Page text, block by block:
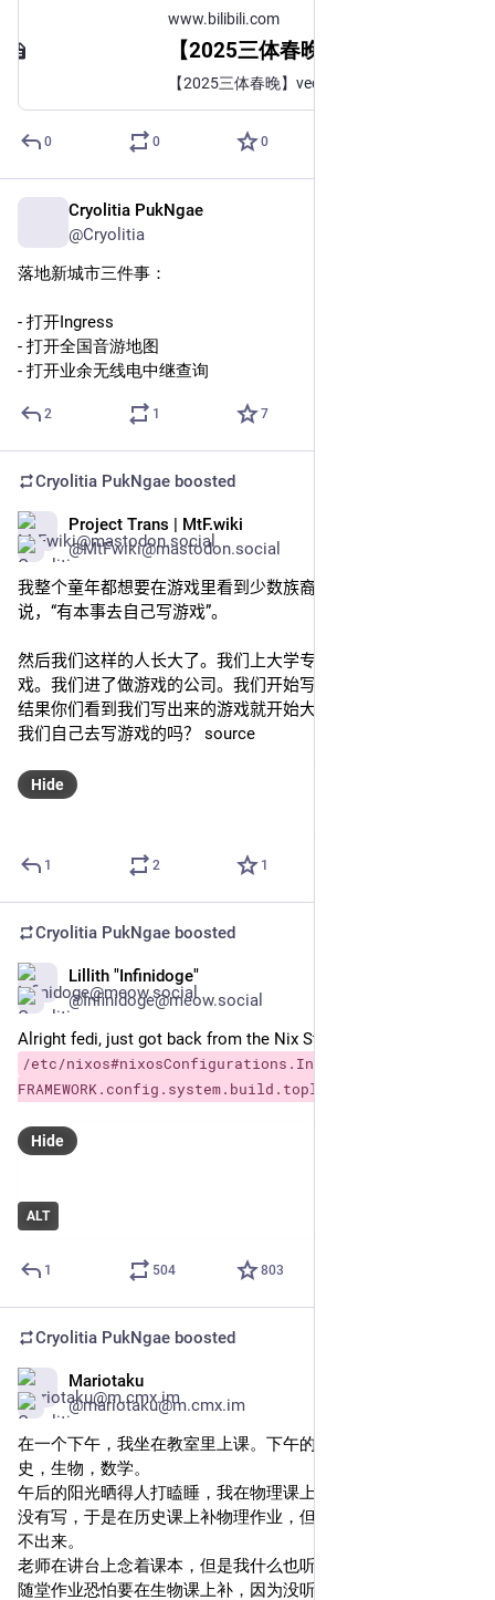
www.bilibili.com
0 0 0
Cryolitia PukNgae
@Cryolitia
落地新城市三件事：
- 打开Ingress
- 打开全国音游地图
- 打开业余无线电中继查询
2 1 7
Cryolitia PukNgae boosted
Project Trans | MtF.wiki
@MtFwiki@mastodon.social
我整个童年都想要在游戏里看到少数族裔和性少数角色。你们
说，“有本事去自己写游戏”。
然后我们这样的人长大了。我们上大学专门去学了怎么设计游
戏。我们进了做游戏的公司。我们开始写游戏。一部又一部。
结果你们看到我们写出来的游戏就开始大哭大闹。不是你们让
我们自己去写游戏的吗？ source
Hide
1 2 1
Cryolitia PukNgae boosted
Lillith "Infinidoge"
@Infinidoge@meow.social
/etc/nixos#nixosConfigurations.Infini-
FRAMEWORK.config.system.build.toplevel
ALT
Hide
1 504 803
Cryolitia PukNgae boosted
Mariotaku
@mariotaku@m.cmx.im
在一个下午，我坐在教室里上课。下午的四节课是物理，历
史，生物，数学。
午后的阳光晒得人打瞌睡，我在物理课上走了神，随堂作业也
没有写，于是在历史课上补物理作业，但是看着题目什么也想
不出来。
老师在讲台上念着课本，但是我什么也听不进去。想着历史的
随堂作业恐怕要在生物课上补，因为没听大概是写不出来，生